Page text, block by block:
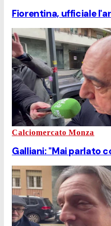
Fiorentina, ufficiale
Calciomercato Monza
Galliani: "Mai parlato